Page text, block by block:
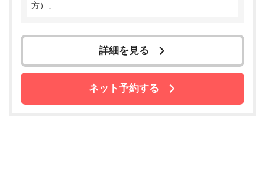
方）」
詳細を見る
ネット予約する